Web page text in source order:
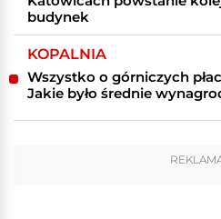
budynek
KOPALNIA
Wszystko o górniczych
Jakie było średnie